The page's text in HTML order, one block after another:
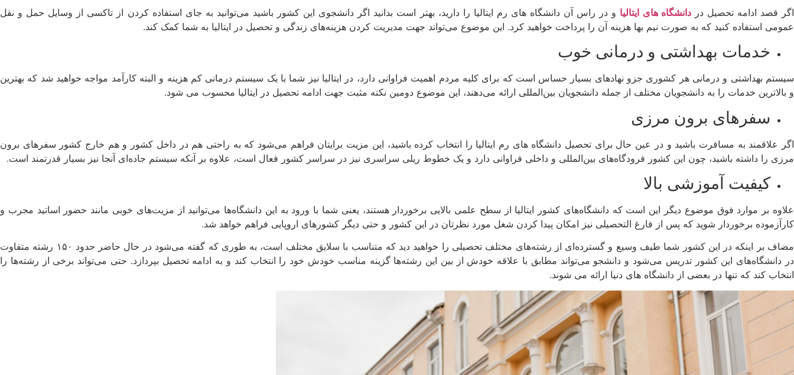
اگر قصد ادامه تحصیل دردانشگاه‌ های ایتالیا و در راس آن دانشگاه های رم ایتالیا را دارید، بهتر است بدانید اگر دانشجوی این کشور باشید می‌توانید به جای استفاده کردن از تاکسی از وسایل حمل و نقل
عمومی استفاده کنید که به صورت نیم بها هزینه آن را پرداخت خواهید کرد. این موضوع می‌تواند جهت مدیریت کردن هزینه‌های زندگی و تحصیل در ایتالیا به شما کمک کند.
خدمات بهداشتی و درمانی خوب
سیستم بهداشتی و درمانی هر کشوری جزو نهادهای بسیار حساس است که برای کلیه مردم اهمیت فراوانی دارد، در ایتالیا نیز شما با یک سیستم درمانی کم هزینه و البته کارآمد مواجه خواهید شد که بهترین
و بالاترین خدمات را به دانشجویان مختلف از جمله دانشجویان بین‌المللی ارائه می‌دهند، این موضوع دومین نکته مثبت جهت ادامه تحصیل در ایتالیا محسوب می‌ شود.
سفرهای برون مرزی
اگر علاقمند به مسافرت باشید و در عین حال برای تحصیل دانشگاه های رم ایتالیا را انتخاب کرده باشید، این مزیت برایتان فراهم می‌شود که به راحتی هم در داخل کشور و هم خارج کشور سفرهای برون
مرزی را داشته باشید، چون این کشور فرودگاه‌های بین‌المللی و داخلی فراوانی دارد و یک خطوط ریلی سراسری نیز در سراسر کشور فعال است، علاوه بر آنکه سیستم جاده‌ای آنجا نیز بسیار قدرتمند است.
کیفیت آموزشی بالا
علاوه بر موارد فوق موضوع دیگر این است که دانشگاه‌های کشور ایتالیا از سطح علمی بالایی برخوردار هستند، یعنی شما با ورود به این دانشگاه‌ها می‌توانید از مزیت‌های خوبی مانند حضور اساتید مجرب و
کارآزموده برخوردار شوید که پس از فارغ التحصیلی نیز امکان پیدا کردن شغل مورد نظرتان در این کشور و حتی دیگر کشورهای اروپایی فراهم خواهد شد.
مضاف بر اینکه در این کشور شما طیف وسیع و گسترده‌ای از رشته‌های مختلف تحصیلی را خواهید دید که متناسب با سلایق مختلف است، به طوری که گفته می‌شود در حال حاضر حدود ۱۵۰ رشته متفاوت
در دانشگاه‌های این کشور تدریس می‌شود و دانشجو می‌تواند مطابق با علاقه خودش از بین این رشته‌ها گزینه مناسب خودش خود را انتخاب کند و به ادامه تحصیل بپردازد. حتی می‌تواند برخی از رشته‌ها را
انتخاب کند که تنها در بعضی از دانشگاه‌ های دنیا ارائه می‌ شوند.